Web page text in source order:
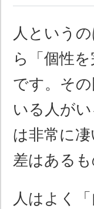
人という
ら「個性
です。そ
いる人が
は非常に
差はある
人はよく